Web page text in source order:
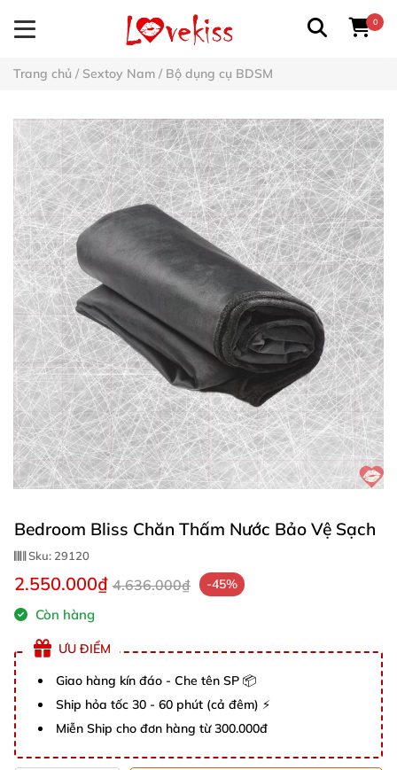
0
Trang chủ / Sextoy Nam / Bộ dụng cụ BDSM
Bedroom Bliss Chăn Thấm Nước Bảo Vệ Sạch
Sku: 29120
2.550.000₫ 4.636.000₫ -45%
Còn hàng
ƯU ĐIỂM
Giao hàng kín đáo - Che tên SP 📦
Ship hỏa tốc 30 - 60 phút (cả đêm) ⚡
Miễn Ship cho đơn hàng từ 300.000đ